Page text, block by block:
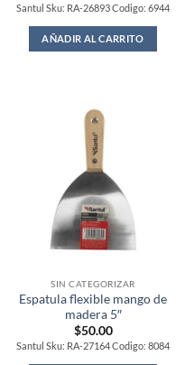
Santul Sku: RA-26893 Codigo: 6944
AÑADIR AL CARRITO
SIN CATEGORIZAR
Espatula flexible mango de
madera 5″
$50.00
Santul Sku: RA-27164 Codigo: 8084